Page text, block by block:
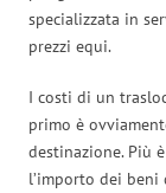
specializzata in
prezzi equi.
I costi di un
primo è
destinazione. Più
l’importo dei